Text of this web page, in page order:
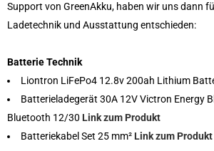
Support von GreenAkku, haben wir uns dann
Ladetechnik und Ausstattung entschieden:
Batterie Technik
Liontron LiFePo4 12.8v 200ah Lithium
Batterieladegerät 30A 12V Victron Energy
Bluetooth 12/30 Link zum Produkt
Batteriekabel Set 25 mm² Link zum Produkt